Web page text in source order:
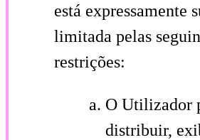
está expressamente
limitada pelas
restrições:
O Utilizador
distribuir,